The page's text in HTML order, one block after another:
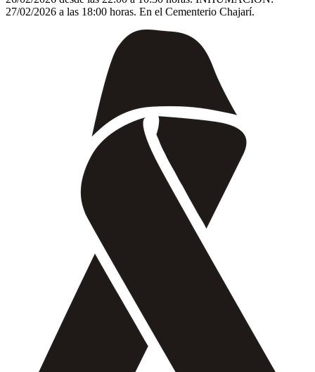
27/02/2026 a las 18:00 horas. En el Cementerio Chajarí.